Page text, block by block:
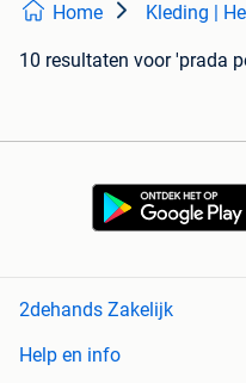
Home Kleding |
10 resultaten voor 'prada
2dehands Zakelijk
Help en info